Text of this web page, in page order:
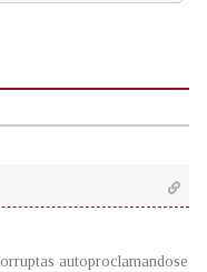
autoproclamandose